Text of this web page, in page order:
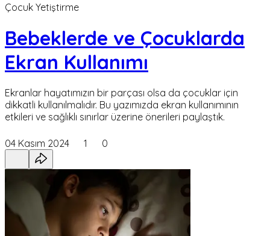
Çocuk Yetiştirme
Bebeklerde ve Çocuklarda
Ekran Kullanımı
Ekranlar hayatımızın bir parçası olsa da çocuklar için
dikkatli kullanılmalıdır. Bu yazımızda ekran kullanımının
etkileri ve sağlıklı sınırlar üzerine önerileri paylaştık.
04 Kasım 2024 1 0